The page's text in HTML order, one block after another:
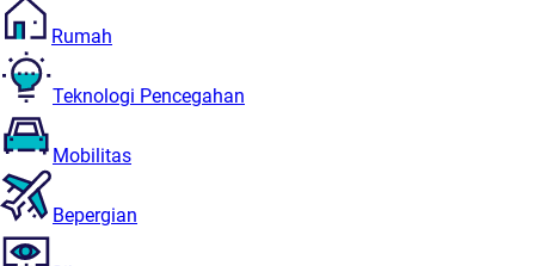
Rumah
Teknologi Pencegahan
Mobilitas
Bepergian